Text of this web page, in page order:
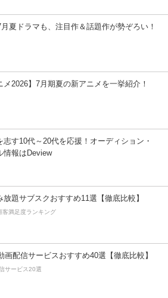
夏ドラマも、注目作＆話題作が勢ぞろい！
メ2026】7月期夏の新アニメを一挙紹介！
志す10代～20代を応援！オーディション・
情報はDeview
放題サブスクおすすめ11選【徹底比較】
客満足度ランキング
画配信サービスおすすめ40選【徹底比較】
サービス20選